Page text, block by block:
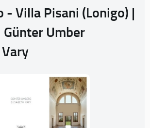
- Villa Pisani (Lonigo) |
Umber